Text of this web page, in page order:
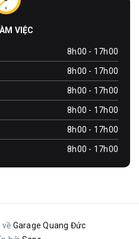
VIỆC
8h00 - 17h00
8h00 - 17h00
8h00 - 17h00
8h00 - 17h00
8h00 - 17h00
8h00 - 17h00
về Garage Quang Đức